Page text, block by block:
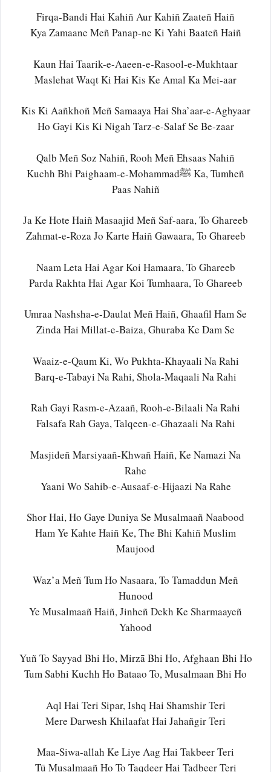
Firqa-Bandi Hai Kahiñ Aur Kahiñ Zaateñ Haiñ
Kya Zamaane Meñ Panap-ne Ki Yahi Baateñ Haiñ
Kaun Hai Taarik-e-Aaeen-e-Rasool-e-Mukhtaar
Maslehat Waqt Ki Hai Kis Ke Amal Ka Mei-aar
Kis Ki Aañkhoñ Meñ Samaaya Hai Sha’aar-e-Aghyaar
Ho Gayi Kis Ki Nigah Tarz-e-Salaf Se Be-zaar
Qalb Meñ Soz Nahiñ, Rooh Meñ Ehsaas Nahiñ
Kuchh Bhi Paighaam-e-Mohammadﷺ Ka, Tumheñ
Paas Nahiñ
Ja Ke Hote Haiñ Masaajid Meñ Saf-aara, To Ghareeb
Zahmat-e-Roza Jo Karte Haiñ Gawaara, To Ghareeb
Naam Leta Hai Agar Koi Hamaara, To Ghareeb
Parda Rakhta Hai Agar Koi Tumhaara, To Ghareeb
Umraa Nashsha-e-Daulat Meñ Haiñ, Ghaafil Ham Se
Zinda Hai Millat-e-Baiza, Ghuraba Ke Dam Se
Waaiz-e-Qaum Ki, Wo Pukhta-Khayaali Na Rahi
Barq-e-Tabayi Na Rahi, Shola-Maqaali Na Rahi
Rah Gayi Rasm-e-Azaañ, Rooh-e-Bilaali Na Rahi
Falsafa Rah Gaya, Talqeen-e-Ghazaali Na Rahi
Masjideñ Marsiyaañ-Khwañ Haiñ, Ke Namazi Na
Rahe
Yaani Wo Sahib-e-Ausaaf-e-Hijaazi Na Rahe
Shor Hai, Ho Gaye Duniya Se Musalmaañ Naabood
Ham Ye Kahte Haiñ Ke, The Bhi Kahiñ Muslim
Maujood
Waz’a Meñ Tum Ho Nasaara, To Tamaddun Meñ
Hunood
Ye Musalmaañ Haiñ, Jinheñ Dekh Ke Sharmaayeñ
Yahood
Yuñ To Sayyad Bhi Ho, Mirzā Bhi Ho, Afghaan Bhi Ho
Tum Sabhi Kuchh Ho Bataao To, Musalmaan Bhi Ho
Aql Hai Teri Sipar, Ishq Hai Shamshir Teri
Mere Darwesh Khilaafat Hai Jahañgir Teri
Maa-Siwa-allah Ke Liye Aag Hai Takbeer Teri
Tū Musalmaañ Ho To Taqdeer Hai Tadbeer Teri